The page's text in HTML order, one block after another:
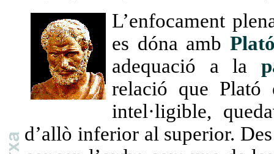
L’enfocament
es dóna amb
adequació a la
relació que Plató
intel·ligible,
d’allò inferior al superior.